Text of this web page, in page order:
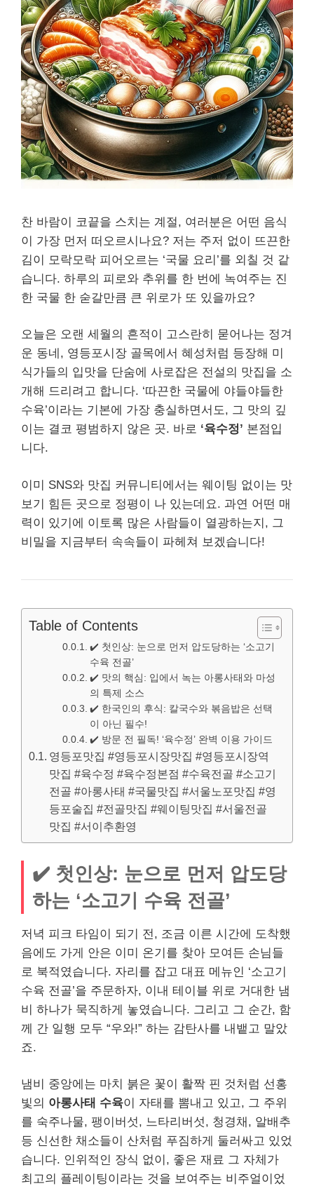
찬 바람이 코끝을 스치는 계절, 여러분은 어떤 음식
이 가장 먼저 떠오르시나요? 저는 주저 없이 뜨끈한
김이 모락모락 피어오르는 ‘국물 요리’를 외칠 것 같
습니다. 하루의 피로와 추위를 한 번에 녹여주는 진
한 국물 한 숟갈만큼 큰 위로가 또 있을까요?
오늘은 오랜 세월의 흔적이 고스란히 묻어나는 정겨
운 동네, 영등포시장 골목에서 혜성처럼 등장해 미
식가들의 입맛을 단숨에 사로잡은 전설의 맛집을 소
개해 드리려고 합니다. ‘따끈한 국물에 야들야들한
수육’이라는 기본에 가장 충실하면서도, 그 맛의 깊
이는 결코 평범하지 않은 곳. 바로 ‘육수정’ 본점입
니다.
이미 SNS와 맛집 커뮤니티에서는 웨이팅 없이는 맛
보기 힘든 곳으로 정평이 나 있는데요. 과연 어떤 매
력이 있기에 이토록 많은 사람들이 열광하는지, 그
비밀을 지금부터 속속들이 파헤쳐 보겠습니다!
Table of Contents
✔️ 첫인상: 눈으로 먼저 압도당하는 ‘소고기
수육 전골’
✔️ 맛의 핵심: 입에서 녹는 아롱사태와 마성
의 특제 소스
✔️ 한국인의 후식: 칼국수와 볶음밥은 선택
이 아닌 필수!
✔️ 방문 전 필독! ‘육수정’ 완벽 이용 가이드
영등포맛집 #영등포시장맛집 #영등포시장역
맛집 #육수정 #육수정본점 #수육전골 #소고기
전골 #아롱사태 #국물맛집 #서울노포맛집 #영
등포술집 #전골맛집 #웨이팅맛집 #서울전골
맛집 #서이추환영
✔️ 첫인상: 눈으로 먼저 압도당
하는 ‘소고기 수육 전골’
저녁 피크 타임이 되기 전, 조금 이른 시간에 도착했
음에도 가게 안은 이미 온기를 찾아 모여든 손님들
로 북적였습니다. 자리를 잡고 대표 메뉴인 ‘소고기
수육 전골’을 주문하자, 이내 테이블 위로 거대한 냄
비 하나가 묵직하게 놓였습니다. 그리고 그 순간, 함
께 간 일행 모두 “우와!” 하는 감탄사를 내뱉고 말았
죠.
냄비 중앙에는 마치 붉은 꽃이 활짝 핀 것처럼 선홍
빛의 아롱사태 수육이 자태를 뽐내고 있고, 그 주위
를 숙주나물, 팽이버섯, 느타리버섯, 청경채, 알배추
등 신선한 채소들이 산처럼 푸짐하게 둘러싸고 있었
습니다. 인위적인 장식 없이, 좋은 재료 그 자체가
최고의 플레이팅이라는 것을 보여주는 비주얼이었